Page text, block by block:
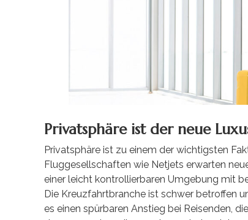
Privatsphäre ist der neue
Privatsphäre ist zu einem der wichtigsten
Fluggesellschaften wie Netjets erwarten
einer leicht kontrollierbaren Umgebung mit
Die Kreuzfahrtbranche ist schwer betroffen
es einen spürbaren Anstieg bei Reisenden,